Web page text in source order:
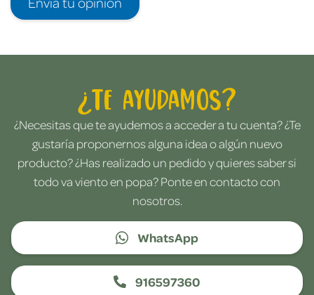
¿Te ayudamos?
¿Necesitas que te ayudemos a acceder a tu cuenta? ¿Te
gustaría proponernos alguna idea o algún nuevo
producto? ¿Has realizado un pedido y quieres saber si
todo va viento en popa? Ponte en contacto con
nosotros.
WhatsApp
916597360